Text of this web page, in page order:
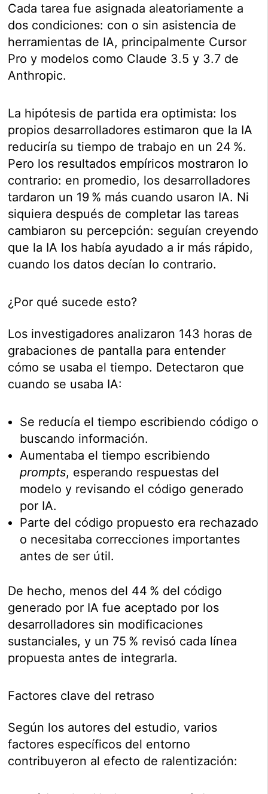
Cada tarea fue asignada aleatoriamente a
dos condiciones: con o sin asistencia de
herramientas de IA, principalmente Cursor
Pro y modelos como Claude 3.5 y 3.7 de
Anthropic.
La hipótesis de partida era optimista: los
propios desarrolladores estimaron que la IA
reduciría su tiempo de trabajo en un 24 %.
Pero los resultados empíricos mostraron lo
contrario: en promedio, los desarrolladores
tardaron un 19 % más cuando usaron IA. Ni
siquiera después de completar las tareas
cambiaron su percepción: seguían creyendo
que la IA los había ayudado a ir más rápido,
cuando los datos decían lo contrario.
¿Por qué sucede esto?
Los investigadores analizaron 143 horas de
grabaciones de pantalla para entender
cómo se usaba el tiempo. Detectaron que
cuando se usaba IA:
Se reducía el tiempo escribiendo código o
buscando información.
Aumentaba el tiempo escribiendo
prompts, esperando respuestas del
modelo y revisando el código generado
por IA.
Parte del código propuesto era rechazado
o necesitaba correcciones importantes
antes de ser útil.
De hecho, menos del 44 % del código
generado por IA fue aceptado por los
desarrolladores sin modificaciones
sustanciales, y un 75 % revisó cada línea
propuesta antes de integrarla.
Factores clave del retraso
Según los autores del estudio, varios
factores específicos del entorno
contribuyeron al efecto de ralentización: